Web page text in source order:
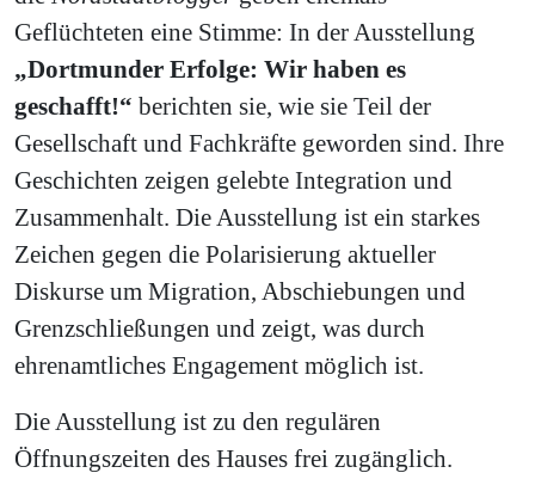
Geflüchteten eine Stimme: In der Ausstellung
„Dortmunder Erfolge: Wir haben es
geschafft!“ berichten sie, wie sie Teil der
Gesellschaft und Fachkräfte geworden sind. Ihre
Geschichten zeigen gelebte Integration und
Zusammenhalt. Die Ausstellung ist ein starkes
Zeichen gegen die Polarisierung aktueller
Diskurse um Migration, Abschiebungen und
Grenzschließungen und zeigt, was durch
ehrenamtliches Engagement möglich ist.
Die Ausstellung ist zu den regulären
Öffnungszeiten des Hauses frei zugänglich.